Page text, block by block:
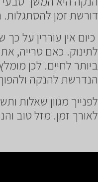
דורשת זמן
כיום אין עוררין על
לתינוק. כאם טרייה,
ביותר לחיים. לכן
הנדרשת להנקה
לפנייך מגוון שאלות
לאורך זמן. מזל טוב